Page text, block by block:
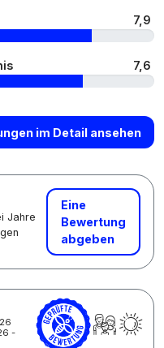
7,9
7,6
im Detail ansehen
Jahre
Eine
Bewertung
abgeben
-